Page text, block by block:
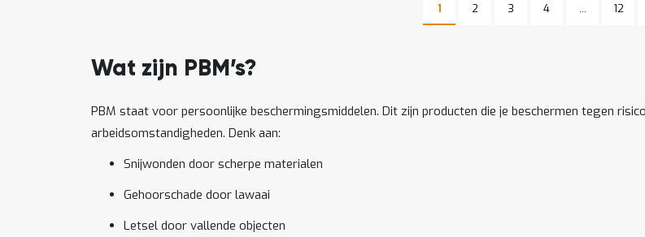
Pagina
U lees momenteel pagina
1 Pagina
2 Pagina
3 Pagina
4 ... Pagina
12
Wat zijn PBM’s?
PBM staat voor persoonlijke beschermingsmiddelen. Dit zijn producten die je beschermen tegen
arbeidsomstandigheden. Denk aan:
Snijwonden door scherpe materialen
Gehoorschade door lawaai
Letsel door vallende objecten